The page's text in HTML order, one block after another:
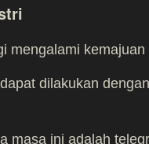
mengalami
dilakukan
masa ini adalah